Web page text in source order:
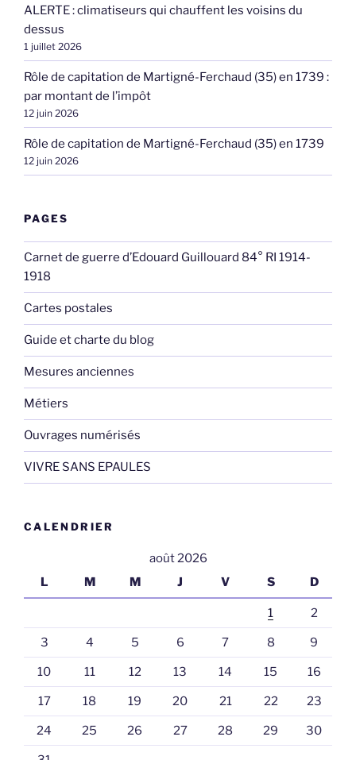
ALERTE : climatiseurs qui chauffent les voisins du
dessus
1 juillet 2026
Rôle de capitation de Martigné-Ferchaud (35) en 1739 :
par montant de l’impôt
12 juin 2026
Rôle de capitation de Martigné-Ferchaud (35) en 1739
12 juin 2026
PAGES
Carnet de guerre d’Edouard Guillouard 84° RI 1914-
1918
Cartes postales
Guide et charte du blog
Mesures anciennes
Métiers
Ouvrages numérisés
VIVRE SANS EPAULES
CALENDRIER
août 2026
L
M M J V S D
1 2
3 4 5 6 7 8 9
10 11 12 13 14 15 16
17 18 19 20 21 22 23
24 25 26 27 28 29 30